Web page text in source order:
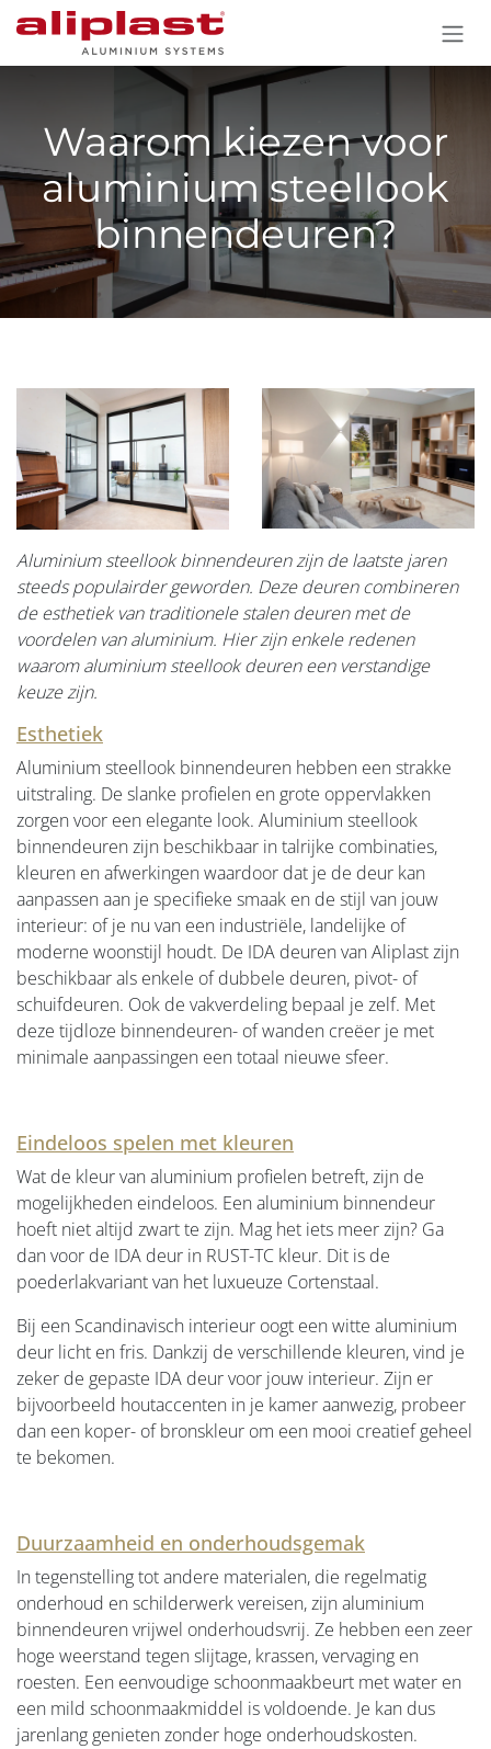
Skip to Content
Waarom kiezen voor
aluminium steellook
binnendeuren?
Aluminium steellook binnendeuren zijn de laatste jaren
steeds populairder geworden. Deze deuren combineren
de esthetiek van traditionele stalen deuren met de
voordelen van aluminium. Hier zijn enkele redenen
waarom aluminium steellook deuren een verstandige
keuze zijn.
Esthetiek
Aluminium steellook binnendeuren hebben een strakke
uitstraling. De slanke profielen en grote oppervlakken
zorgen voor een elegante look. Aluminium steellook
binnendeuren zijn beschikbaar in talrijke combinaties,
kleuren en afwerkingen waardoor dat je de deur kan
aanpassen aan je specifieke smaak en de stijl van jouw
interieur: of je nu van een industriële, landelijke of
moderne woonstijl houdt. De IDA deuren van Aliplast zijn
beschikbaar als enkele of dubbele deuren, pivot- of
schuifdeuren. Ook de vakverdeling bepaal je zelf. Met
deze tijdloze binnendeuren- of wanden creëer je met
minimale aanpassingen een totaal nieuwe sfeer.
Eindeloos spelen met kleuren
Wat de kleur van aluminium profielen betreft, zijn de
mogelijkheden eindeloos. Een aluminium binnendeur
hoeft niet altijd zwart te zijn. Mag het iets meer zijn? Ga
dan voor de IDA deur in RUST-TC kleur. Dit is de
poederlakvariant van het luxueuze Cortenstaal.
Bij een Scandinavisch interieur oogt een witte aluminium
deur licht en fris. Dankzij de verschillende kleuren, vind je
zeker de gepaste IDA deur voor jouw interieur. Zijn er
bijvoorbeeld houtaccenten in je kamer aanwezig, probeer
dan een koper- of bronskleur om een mooi creatief geheel
te bekomen.
Duurzaamheid en onderhoudsgemak
In tegenstelling tot andere materialen, die regelmatig
onderhoud en schilderwerk vereisen, zijn aluminium
binnendeuren vrijwel onderhoudsvrij. Ze hebben een zeer
hoge weerstand tegen slijtage, krassen, vervaging en
roesten. Een eenvoudige schoonmaakbeurt met water en
een mild schoonmaakmiddel is voldoende. Je kan dus
jarenlang genieten zonder hoge onderhoudskosten.